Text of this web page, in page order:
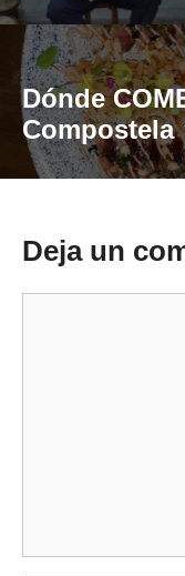
Dónde
Compostela
Deja un